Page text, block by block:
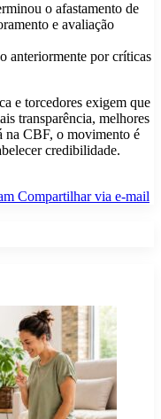
o afastamento de
e avaliação
anteriormente por críticas
e torcedores exigem que
transparência, melhores
na CBF, o movimento é
credibilidade.
Compartilhar via e-mail